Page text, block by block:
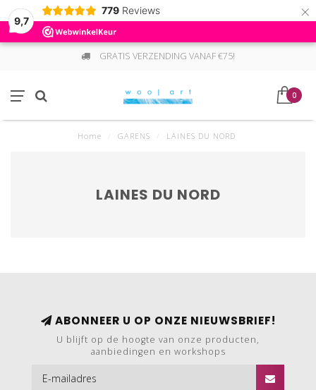
9,7
779 Reviews ×
GRATIS VERZENDING VANAF €75!
0
Home GARENS LAINES DU NORD
LAINES DU NORD
ABONNEER U OP ONZE NIEUWSBRIEF!
U blijft op de hoogte van onze producten,
aanbiedingen en workshops